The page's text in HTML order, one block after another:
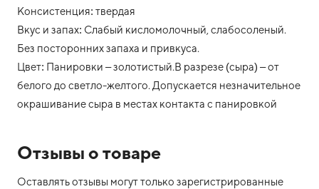
Консистенция: твердая
Вкус и запах: Слабый кисломолочный, слабосоленый.
Без посторонних запаха и привкуса.
Цвет: Панировки – золотистый.В разрезе (сыра) – от
белого до светло-желтого. Допускается незначительное
окрашивание сыра в местах контакта с панировкой
Отзывы о товаре
Оставлять отзывы могут только зарегистрированные